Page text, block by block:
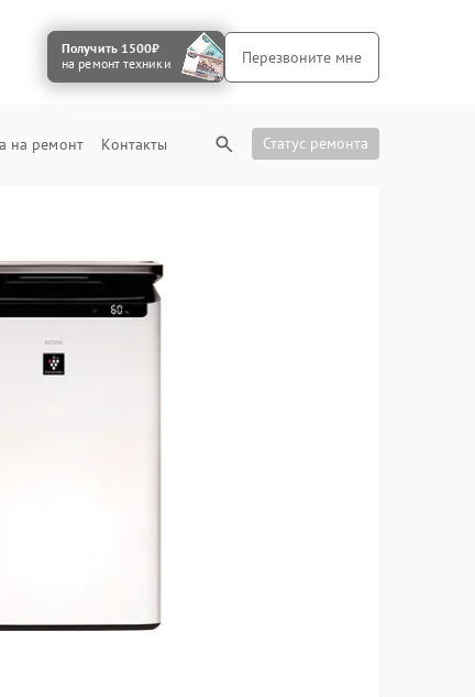
Получить 1500₽
на ремонт техники
Перезвоните мне
на ремонт Контакты Статус ремонта